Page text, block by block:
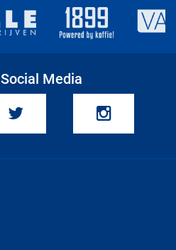
Social Media